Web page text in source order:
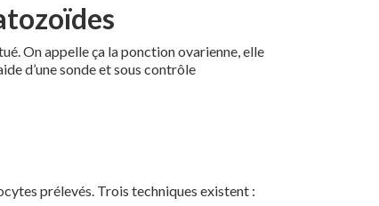
On appelle ça la ponction ovarienne, elle
d’une sonde et sous contrôle
prélevés. Trois techniques existent :